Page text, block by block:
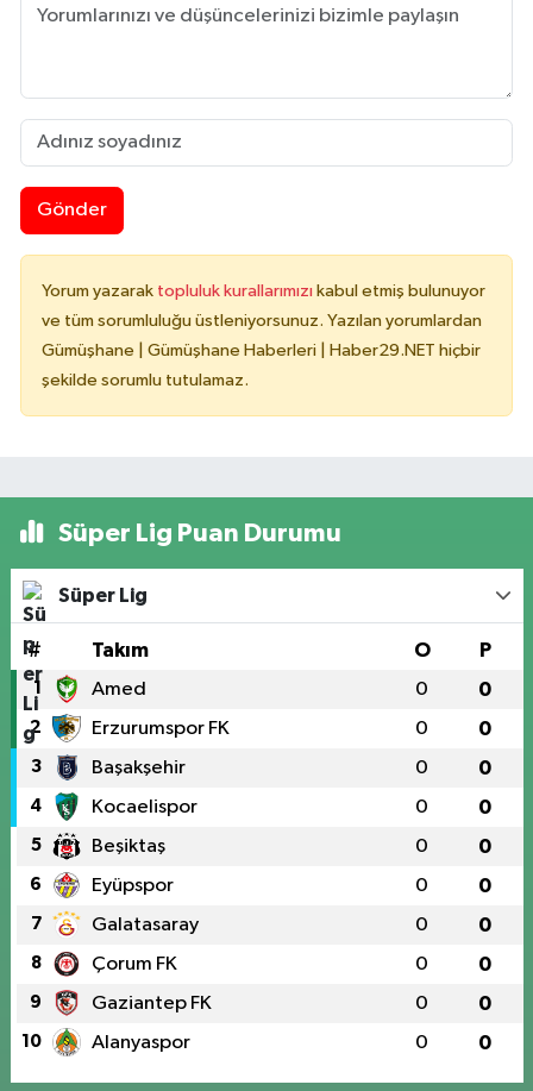
Gönder
Yorum yazarak topluluk kurallarımızı kabul etmiş bulunuyor
ve tüm sorumluluğu üstleniyorsunuz. Yazılan yorumlardan
Gümüşhane | Gümüşhane Haberleri | Haber29.NET hiçbir
şekilde sorumlu tutulamaz.
Süper Lig Puan Durumu
Süper Lig
# Takım O P
1 Amed 0 0
2 Erzurumspor FK 0 0
3 Başakşehir 0 0
4 Kocaelispor 0 0
5 Beşiktaş 0 0
6 Eyüpspor 0 0
7 Galatasaray 0 0
8 Çorum FK 0 0
9 Gaziantep FK 0 0
10 Alanyaspor 0 0